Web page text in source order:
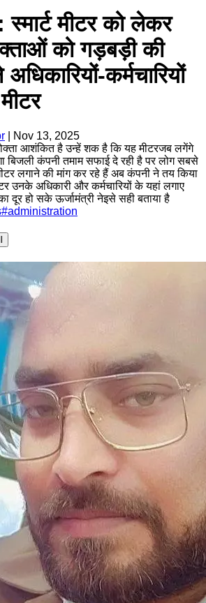
स्मार्ट मीटर को लेकर
को गड़बड़ी की
कर्मचारियों
Nov 13, 2025
आशंकित है उन्हें शक है कि यह मीटरजब लगेंगे
बिजली कंपनी तमाम सफाई दे रही है पर लोग सबसे
लगाने की मांग कर रहे हैं अब कंपनी ने तय किया
उनके अधिकारी और कर्मचारियों के यहां लगाए
दूर हो सके ऊर्जामंत्री नेइसे सही बताया है
#administration